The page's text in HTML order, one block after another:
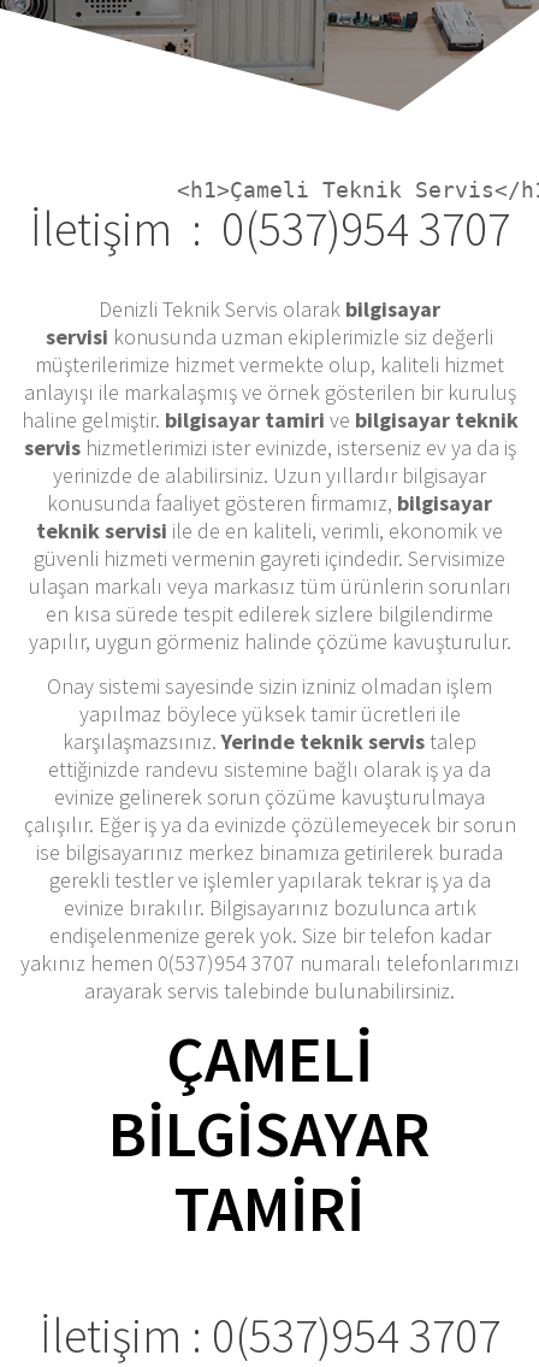
İletişim : 0(537)954 3707
Denizli Teknik Servis olarak bilgisayar
servisi konusunda uzman ekiplerimizle siz değerli
müşterilerimize hizmet vermekte olup, kaliteli hizmet
anlayışı ile markalaşmış ve örnek gösterilen bir kuruluş
haline gelmiştir. bilgisayar tamiri ve bilgisayar teknik
servishizmetlerimizi ister evinizde, isterseniz ev ya da iş
yerinizde de alabilirsiniz. Uzun yıllardır bilgisayar
konusunda faaliyet gösteren firmamız, bilgisayar
teknik servisi ile de en kaliteli, verimli, ekonomik ve
güvenli hizmeti vermenin gayreti içindedir. Servisimize
ulaşan markalı veya markasız tüm ürünlerin sorunları
en kısa sürede tespit edilerek sizlere bilgilendirme
yapılır, uygun görmeniz halinde çözüme kavuşturulur.
Onay sistemi sayesinde sizin izniniz olmadan işlem
yapılmaz böylece yüksek tamir ücretleri ile
karşılaşmazsınız.Yerinde teknik servistalep
ettiğinizde randevu sistemine bağlı olarak iş ya da
evinize gelinerek sorun çözüme kavuşturulmaya
çalışılır. Eğer iş ya da evinizde çözülemeyecek bir sorun
ise bilgisayarınız merkez binamıza getirilerek burada
gerekli testler ve işlemler yapılarak tekrar iş ya da
evinize bırakılır. Bilgisayarınız bozulunca artık
endişelenmenize gerek yok. Size bir telefon kadar
yakınız hemen 0(537)954 3707 numaralı telefonlarımızı
arayarak servis talebinde bulunabilirsiniz.
ÇAMELI
BILGISAYAR
TAMIRI
İletişim : 0(537)954 3707